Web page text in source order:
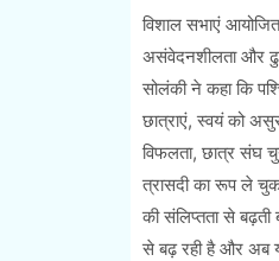
विशाल सभाएं
असंवेदनशीलता और
सोलंकी ने कहा कि
छात्राएं, स्वयं को
विफलता, छात्र संघ
त्रासदी का रूप ले
की संलिप्तता से बढ़ती
से बढ़ रही है और अब